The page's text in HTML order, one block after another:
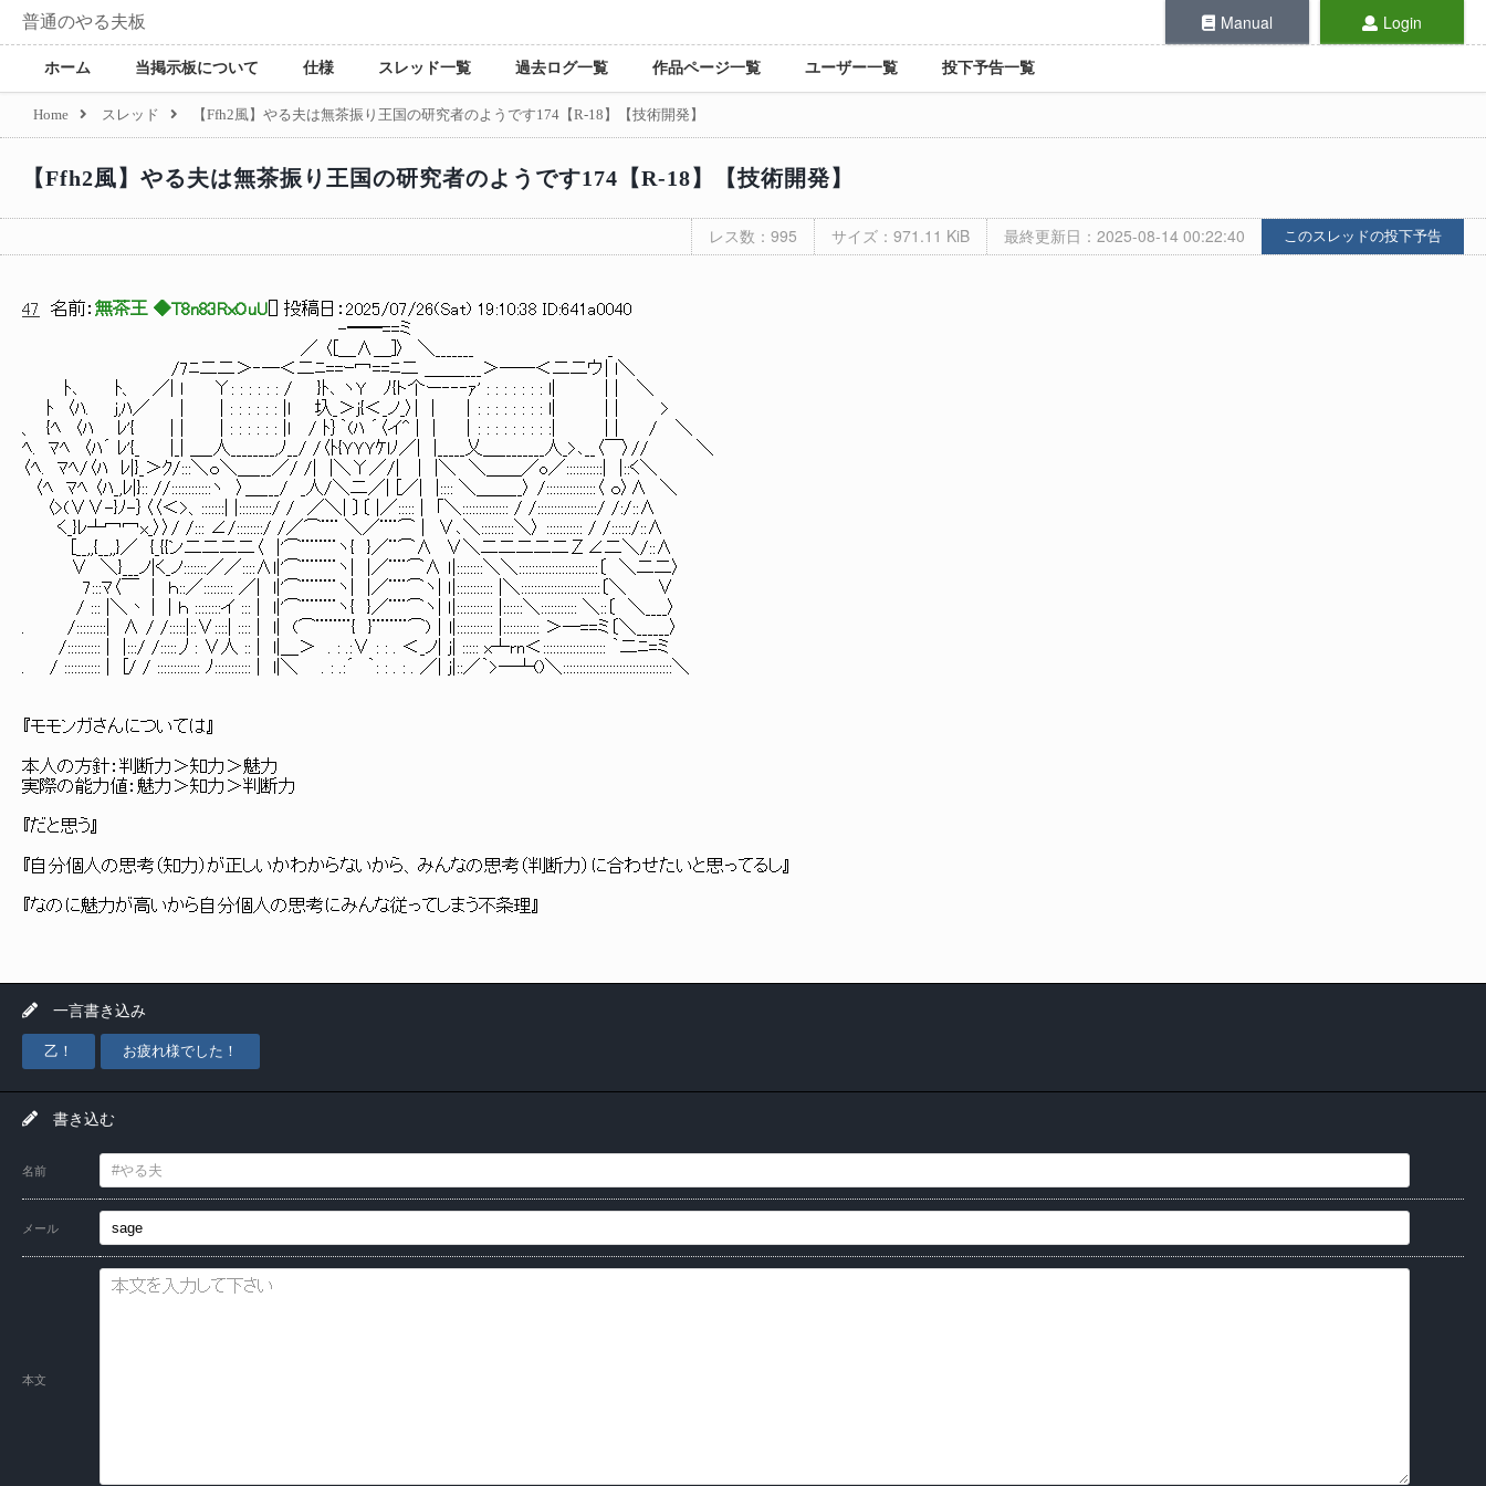
普通のやる夫板 Manual Login
ホーム 当掲示板について 仕様 スレッド一覧 過去ログ一覧 作品ページ一覧 ユーザー一覧 投下予告一覧
Home スレッド 【Ffh2風】やる夫は無茶振り王国の研究者のようです174【R-18】【技術開発】
【Ffh2風】やる夫は無茶振り王国の研究者のようです174【R-18】【技術開発】
レス数：995 サイズ：971.11 KiB 最終更新日：2025-08-14 00:22:40 このスレッドの投下予告
47 名前： 無茶王 ◆T8n83RxOuU ] 投稿日： 2025/07/26(Sat) 19:10:38 ID:641a0040
-━━==ミ
／ 〈[＿∧＿]〉 ＼_______ _
/7ﾆ二二＞‐─＜二ﾆ==ｰ冖==ﾆ二 ＿＿____＞──＜二二ウ| l＼
ﾄ､ ﾄ、 ／| l Υ: : : : : : / }ﾄ､ ヽY ﾉ{ト个ー‐‐‐ｧ' : : : : : : : l| | | ＼
ﾄ 〈ﾊ. j,ﾊ／ | | : : : : : : |l 圦_＞j{＜_ノ_〉| | │: : : : : : : : l| | | >
、 {ﾍ 〈ﾊ ﾚ'{ | | | : : : : : : |l / ﾄ｝｀(ﾊ ´〈イ^ | | │: : : : : : : : :| | | / ＼
ﾍ. ﾏﾍ 〈ﾊ´ ﾚ'{_ |_| ＿_人________,ﾉ__/ /〈ﾄ{ＹＹＹｹlﾉ／| |_____乂＿________人_>､__〈￣〉// ＼
〈ﾍ. ﾏﾍ/〈ﾊ ﾚ|}_＞ｸ/:::＼ｏ＼＿___／/ /| |＼Υ／/| | |＼ ＼＿＿／o／:::::::::::| |::く＼
〈ﾍ ﾏﾍ 〈ﾊ_,ﾚ|}:: //::::::::::::ヽ 〉＿___/ _人/＼二／| [／| |:::: ＼＿＿__〉 /:::::::::::::::〈 ｏ〉∧ ＼
〈>(∨∨-}ﾉ-｝〈〈＜>、:::::::| |::::::::::/ / ／＼| 〕〔 |／::::: | ｢＼:::::::::::::: / /::::::::::::::::::/ /:/::∧
く_}ﾚ┴冖冖x_〉〉/ /::: ∠/::::::::/ /／⌒¨¨ ＼／¨¨⌒ | ∨､＼::::::::::＼〉 ::::::::::: / /::::::/::∧
[__,,{__,,}／ {_{{ン二二二二〈 |'⌒¨¨¨¨ヽ{ }／¨⌒∧ ∨＼二二二二二Ζ∠二＼/::∧
∨ ＼}___ノ|く_ノ:::::::／／::::∧l|'⌒¨¨¨¨ヽ| |／¨¨⌒∧ ｌ|::::::::＼＼::::::::::::::::::::::::〔 ＼二二〉
7:::ﾏ〈￣ | ｈ::／::::::::: ／| l|'⌒¨¨¨¨ヽ| |／¨¨⌒ヽ| ｌ|::::::::::: |＼::::::::::::::::::::::::〔＼ ∨
/ ::: |＼丶 | | ｈ ::::::::イ ::: | l|'⌒¨¨¨¨ヽ{ }／¨¨⌒ヽ| ｌ|::::::::::: |::::::＼::::::::::: ＼::〔 ＼____〉
. /:::::::::| ∧ / /:::::|::∨::::| :::: | l| (⌒¨¨¨¨{ }¨¨¨¨⌒)│l|::::::::::: |::::::::::: ＞─==ミ〔＼______〉
/:::::::::: | |:::/ /:::::丿: ∨人 :: | l|＿＞ . : .:∨ : : . ＜_ノ| j| ::::: x┴rn＜::::::::::::::::::: ｀二ﾆ=ミ
. / ::::::::::: | [/ / ::::::::::::: ﾉ::::::::::: | l|＼ . : .:´ ｀: : . : . ／| j|::／｀>─┴()＼:::::::::::::::::::::::::::::::::＼
『モモンガさんについては』
本人の方針：判断力＞知力＞魅力
実際の能力値：魅力＞知力＞判断力
『だと思う』
『自分個人の思考（知力）が正しいかわからないから、みんなの思考（判断力）に合わせたいと思ってるし』
『なのに魅力が高いから自分個人の思考にみんな従ってしまう不条理』
一言書き込み
乙！ お疲れ様でした！
書き込む
名前
メール
本文